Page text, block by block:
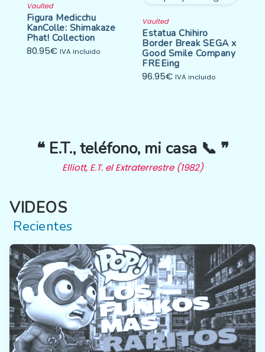
Vaulted
Figura Medicchu
KanColle: Shimakaze
Phat! Collection
80.95€ IVA incluido
Vaulted
Estatua Chihiro
Border Break SEGA x
Good Smile Company
FREEing
96.95€ IVA incluido
❝ E.T., teléfono, mi casa 📞 ❞
Elliott, E.T. el Extraterrestre (1982)
VIDEOS
Recientes